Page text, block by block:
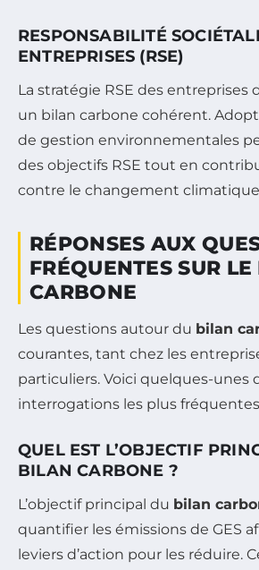
RESPONSABILITÉ
ENTREPRISES (RSE)
La stratégie RSE des entreprises
un bilan carbone cohérent.
de gestion environnementales
des objectifs RSE tout en
contre le changement
RÉPONSES AUX
FRÉQUENTES SUR
CARBONE
Les questions autour du bilan
courantes, tant chez les
particuliers. Voici quelques-unes
interrogations les plus
QUEL EST L’OBJECTIF
BILAN CARBONE ?
L’objectif principal du bilan
quantifier les émissions de GES
leviers d’action pour les réduire.